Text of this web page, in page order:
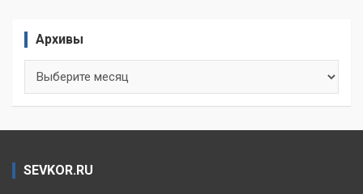
Архивы
SEVKOR.RU